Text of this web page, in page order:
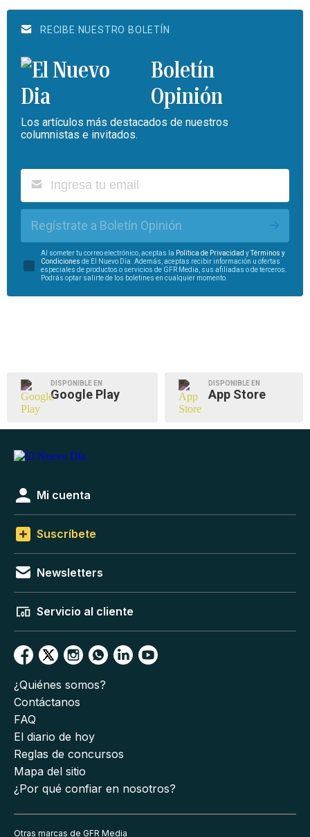
RECIBE NUESTRO BOLETÍN
Boletín
Opinión
Los artículos más destacados de nuestros
columnistas e invitados.
Regístrate a Boletín Opinión
Al someter tu correo electrónico, aceptas la Política de Privacidad yTérminos y
Condiciones de El Nuevo Día. Además, aceptas recibir información u ofertas
especiales de productos o servicios de GFR Media, sus afiliadas o de terceros.
Podrás optar salirte de los boletines en cualquier momento.
DISPONIBLE EN
Google Play
DISPONIBLE EN
App Store
Mi cuenta
Suscríbete
Newsletters
Servicio al cliente
¿Quiénes somos?
Contáctanos
FAQ
El diario de hoy
Reglas de concursos
Mapa del sitio
¿Por qué confiar en nosotros?
Otras marcas de GFR Media